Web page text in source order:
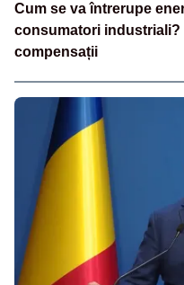
Cum se va întrerupe
consumatori
compensații